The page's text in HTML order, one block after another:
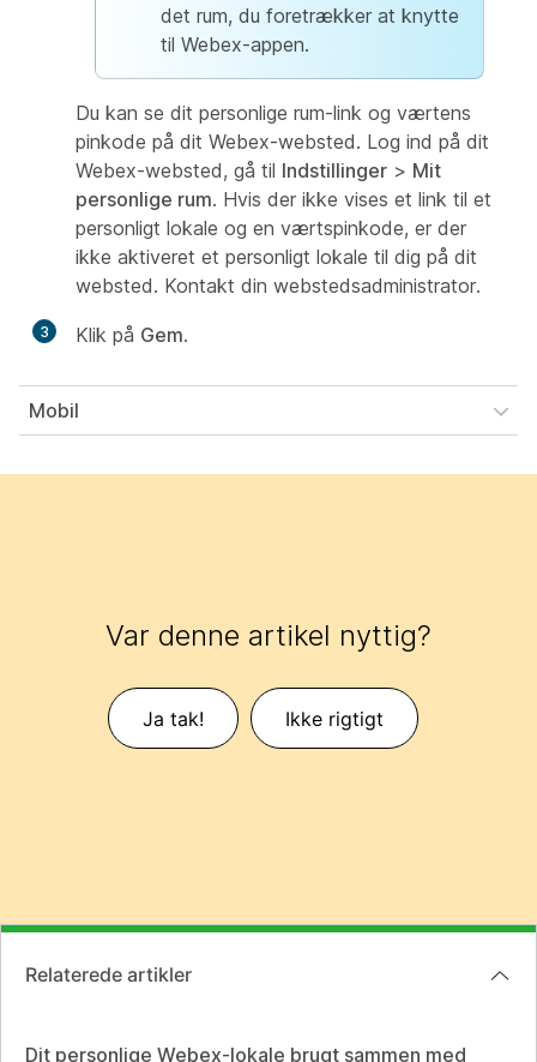
det rum, du foretrækker at knytte
til Webex-appen.
Du kan se dit personlige rum-link og værtens
pinkode på dit Webex-websted. Log ind på dit
Webex-websted, gå til Indstillinger > Mit
personlige rum. Hvis der ikke vises et link til et
personligt lokale og en værtspinkode, er der
ikke aktiveret et personligt lokale til dig på dit
websted. Kontakt din webstedsadministrator.
3 Klik på Gem.
Mobil
Var denne artikel nyttig?
Ja tak! Ikke rigtigt
Relaterede artikler
Dit personlige Webex-lokale brugt sammen med